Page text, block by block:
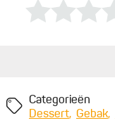
Categorieën
Dessert
Gebak